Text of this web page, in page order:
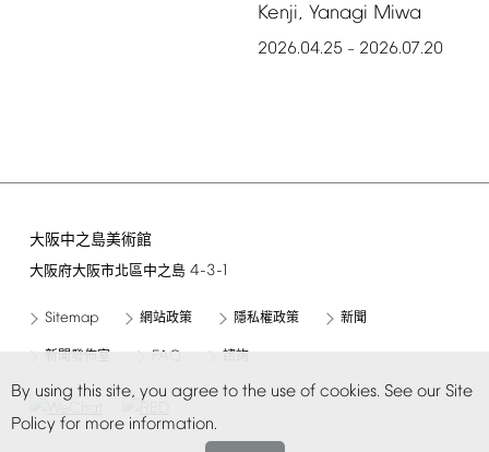
By using this site, you agree to the use of cookies. See our Site
Policy for more information.
Kenji, Yanagi Miwa
2026.04.25 – 2026.07.20
大阪中之島美術館
大阪府大阪市北區中之島 4-3-1
Sitemap 網站政策 隱私權政策 新聞
FAQ